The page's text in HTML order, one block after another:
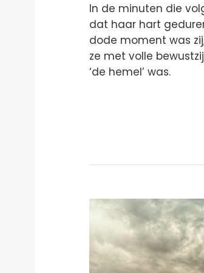
In de minuten die
dat haar hart
dode moment was
ze met volle
‘de hemel’ was.